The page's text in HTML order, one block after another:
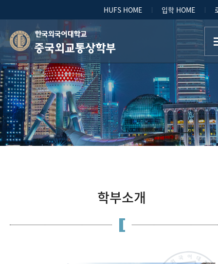
HUFS HOME 입학 HOME
중국외교통상학부
학부소개